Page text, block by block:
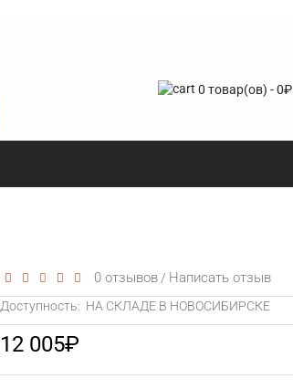
0 товар(ов) - 0₽
0 отзывов / Написать отзыв
Доступность: НА СКЛАДЕ В НОВОСИБИРСКЕ
12 005₽